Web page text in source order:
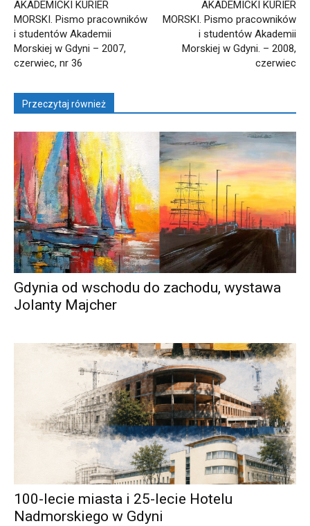
AKADEMICKI KURIER
MORSKI. Pismo pracowników
i studentów Akademii
Morskiej w Gdyni – 2007,
czerwiec, nr 36
AKADEMICKI KURIER
MORSKI. Pismo pracowników
i studentów Akademii
Morskiej w Gdyni. – 2008,
czerwiec
Przeczytaj również
Gdynia od wschodu do zachodu, wystawa
Jolanty Majcher
100-lecie miasta i 25-lecie Hotelu
Nadmorskiego w Gdyni